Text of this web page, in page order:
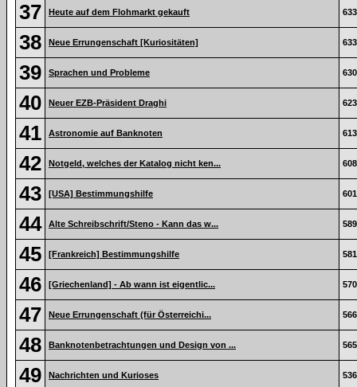
37 Heute auf dem Flohmarkt gekauft 633
38 Neue Errungenschaft [Kuriositäten] 633
39 Sprachen und Probleme 630
40 Neuer EZB-Präsident Draghi 623
41 Astronomie auf Banknoten 613
42 Notgeld, welches der Katalog nicht ken... 608
43 [USA] Bestimmungshilfe 601
44 Alte Schreibschrift/Steno - Kann das w... 589
45 [Frankreich] Bestimmungshilfe 581
46 [Griechenland] - Ab wann ist eigentlic... 570
47 Neue Errungenschaft (für Österreichi... 566
48 Banknotenbetrachtungen und Design von ... 565
49 Nachrichten und Kurioses 536